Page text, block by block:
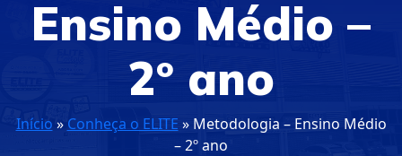
Ensino Médio –
2º ano
Início » Conheça o ELITE » Metodologia – Ensino Médio
– 2º ano